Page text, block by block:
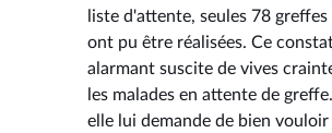
liste d'attente, seules 78 greffes
ont pu être réalisées. Ce
alarmant suscite de vives
les malades en attente de
elle lui demande de bien vouloir